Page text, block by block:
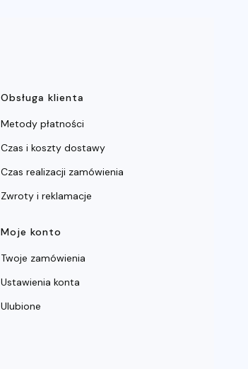
Obsługa klienta
Metody płatności
Czas i koszty dostawy
Czas realizacji zamówienia
Zwroty i reklamacje
Moje konto
Twoje zamówienia
Ustawienia konta
Ulubione